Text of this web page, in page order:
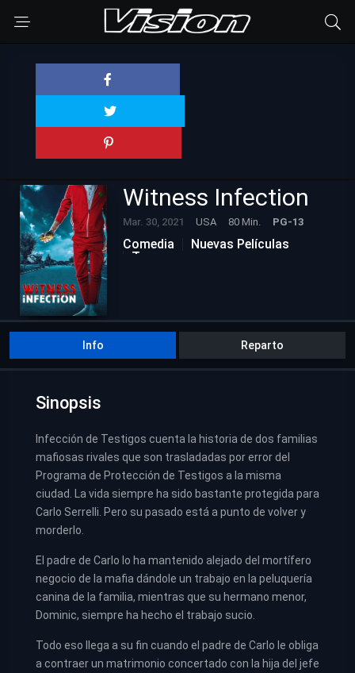
Witness Infection
Mar. 30, 2021 USA 80 Min. PG-13
Comedia
Nuevas Películas
Terror
Info Reparto
Sinopsis
Infección de Testigos cuenta la historia de dos familias
mafiosas rivales que son trasladadas por error del
Programa de Protección de Testigos a la misma
ciudad. La vida siempre ha sido bastante protegida para
Carlo Serrelli. Pero su pasado está a punto de volver y
morderlo.
El padre de Carlo lo ha mantenido alejado del mortífero
negocio de la mafia dándole un trabajo en la peluquería
canina de la familia, mientras que su hermano menor,
Dominic, siempre ha hecho el trabajo sucio.
Todo eso llega a su fin cuando el padre de Carlo le obliga
a contraer un matrimonio concertado con la hija del jefe